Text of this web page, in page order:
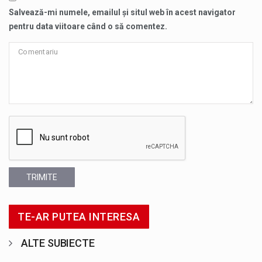
Salvează-mi numele, emailul și situl web în acest navigator
pentru data viitoare când o să comentez.
TRIMITE
TE-AR PUTEA INTERESA
ALTE SUBIECTE